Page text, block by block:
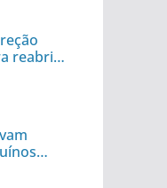
reabrir